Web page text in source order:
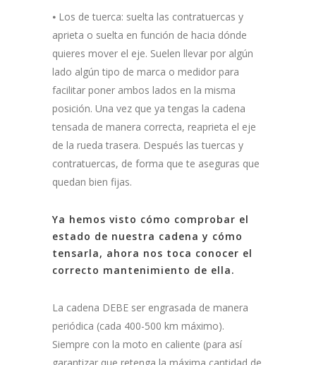
⦁ Los de tuerca: suelta las contratuercas y
aprieta o suelta en función de hacia dónde
quieres mover el eje. Suelen llevar por algún
lado algún tipo de marca o medidor para
facilitar poner ambos lados en la misma
posición. Una vez que ya tengas la cadena
tensada de manera correcta, reaprieta el eje
de la rueda trasera. Después las tuercas y
contratuercas, de forma que te aseguras que
quedan bien fijas.
Ya hemos visto cómo comprobar el
estado de nuestra cadena y cómo
tensarla, ahora nos toca conocer el
correcto mantenimiento de ella.
La cadena DEBE ser engrasada de manera
periódica (cada 400-500 km máximo).
Siempre con la moto en caliente (para así